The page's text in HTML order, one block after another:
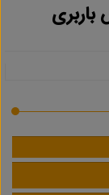
باربری